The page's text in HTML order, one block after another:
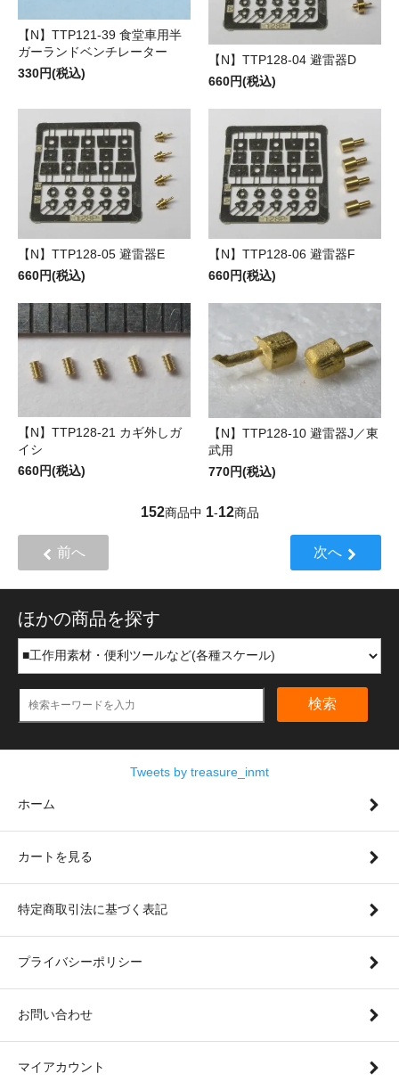
【N】TTP121-39 食堂車用半
ガーランドベンチレーター
330円(税込)
【N】TTP128-04 避雷器D
660円(税込)
【N】TTP128-05 避雷器E
660円(税込)
【N】TTP128-06 避雷器F
660円(税込)
【N】TTP128-21 カギ外しガ
イシ
660円(税込)
【N】TTP128-10 避雷器J／東
武用
770円(税込)
152商品中 1-12商品
前へ 次へ
ほかの商品を探す
検索
Tweets by treasure_inmt
ホーム
カートを見る
特定商取引法に基づく表記
プライバシーポリシー
お問い合わせ
マイアカウント